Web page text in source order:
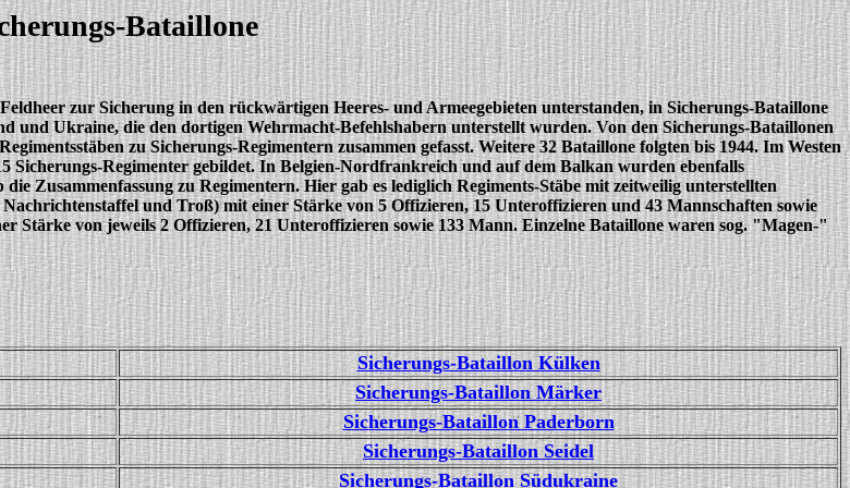
Bataillone
zur Sicherung in den rückwärtigen Heeres- und Armeegebieten unterstanden, in Sicherungs-Bataillone
und Ukraine, die den dortigen Wehrmacht-Befehlshabern unterstellt wurden. Von den Sicherungs-Bataillonen
zu Sicherungs-Regimentern zusammen gefasst. Weitere 32 Bataillone folgten bis 1944. Im Westen
Sicherungs-Regimenter gebildet. In Belgien-Nordfrankreich und auf dem Balkan wurden ebenfalls
Zusammenfassung zu Regimentern. Hier gab es lediglich Regiments-Stäbe mit zeitweilig unterstellten
und Troß) mit einer Stärke von 5 Offizieren, 15 Unteroffizieren und 43 Mannschaften sowie
Stärke von jeweils 2 Offizieren, 21 Unteroffizieren sowie 133 Mann. Einzelne Bataillone waren sog. "Magen-"
Sicherungs-Bataillon Külken
Sicherungs-Bataillon Märker
Sicherungs-Bataillon Paderborn
Sicherungs-Bataillon Seidel
Sicherungs-Bataillon Südukraine